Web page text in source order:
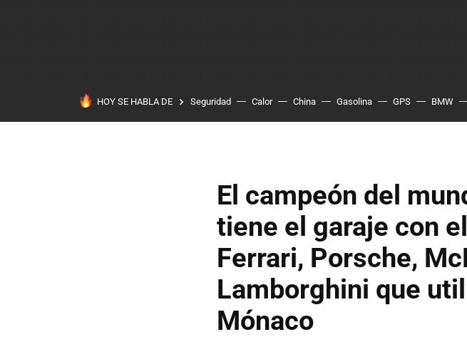
HOY SE HABLA DE Seguridad Calor China Gasolina GPS BMW
El campeón del
tiene el garaje con
Ferrari, Porsche,
Lamborghini que
Mónaco